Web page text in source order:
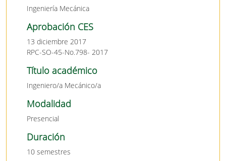
Ingeniería Mecánica
Aprobación CES
13 diciembre 2017
RPC-SO-45-No.798- 2017
Título académico
Ingeniero/a Mecánico/a
Modalidad
Presencial
Duración
10 semestres